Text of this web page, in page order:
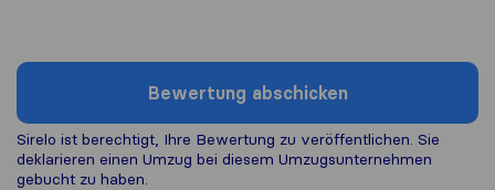
Bewertung abschicken
Sirelo ist berechtigt, Ihre Bewertung zu veröffentlichen. Sie
deklarieren einen Umzug bei diesem Umzugs​unternehmen
gebucht zu haben.